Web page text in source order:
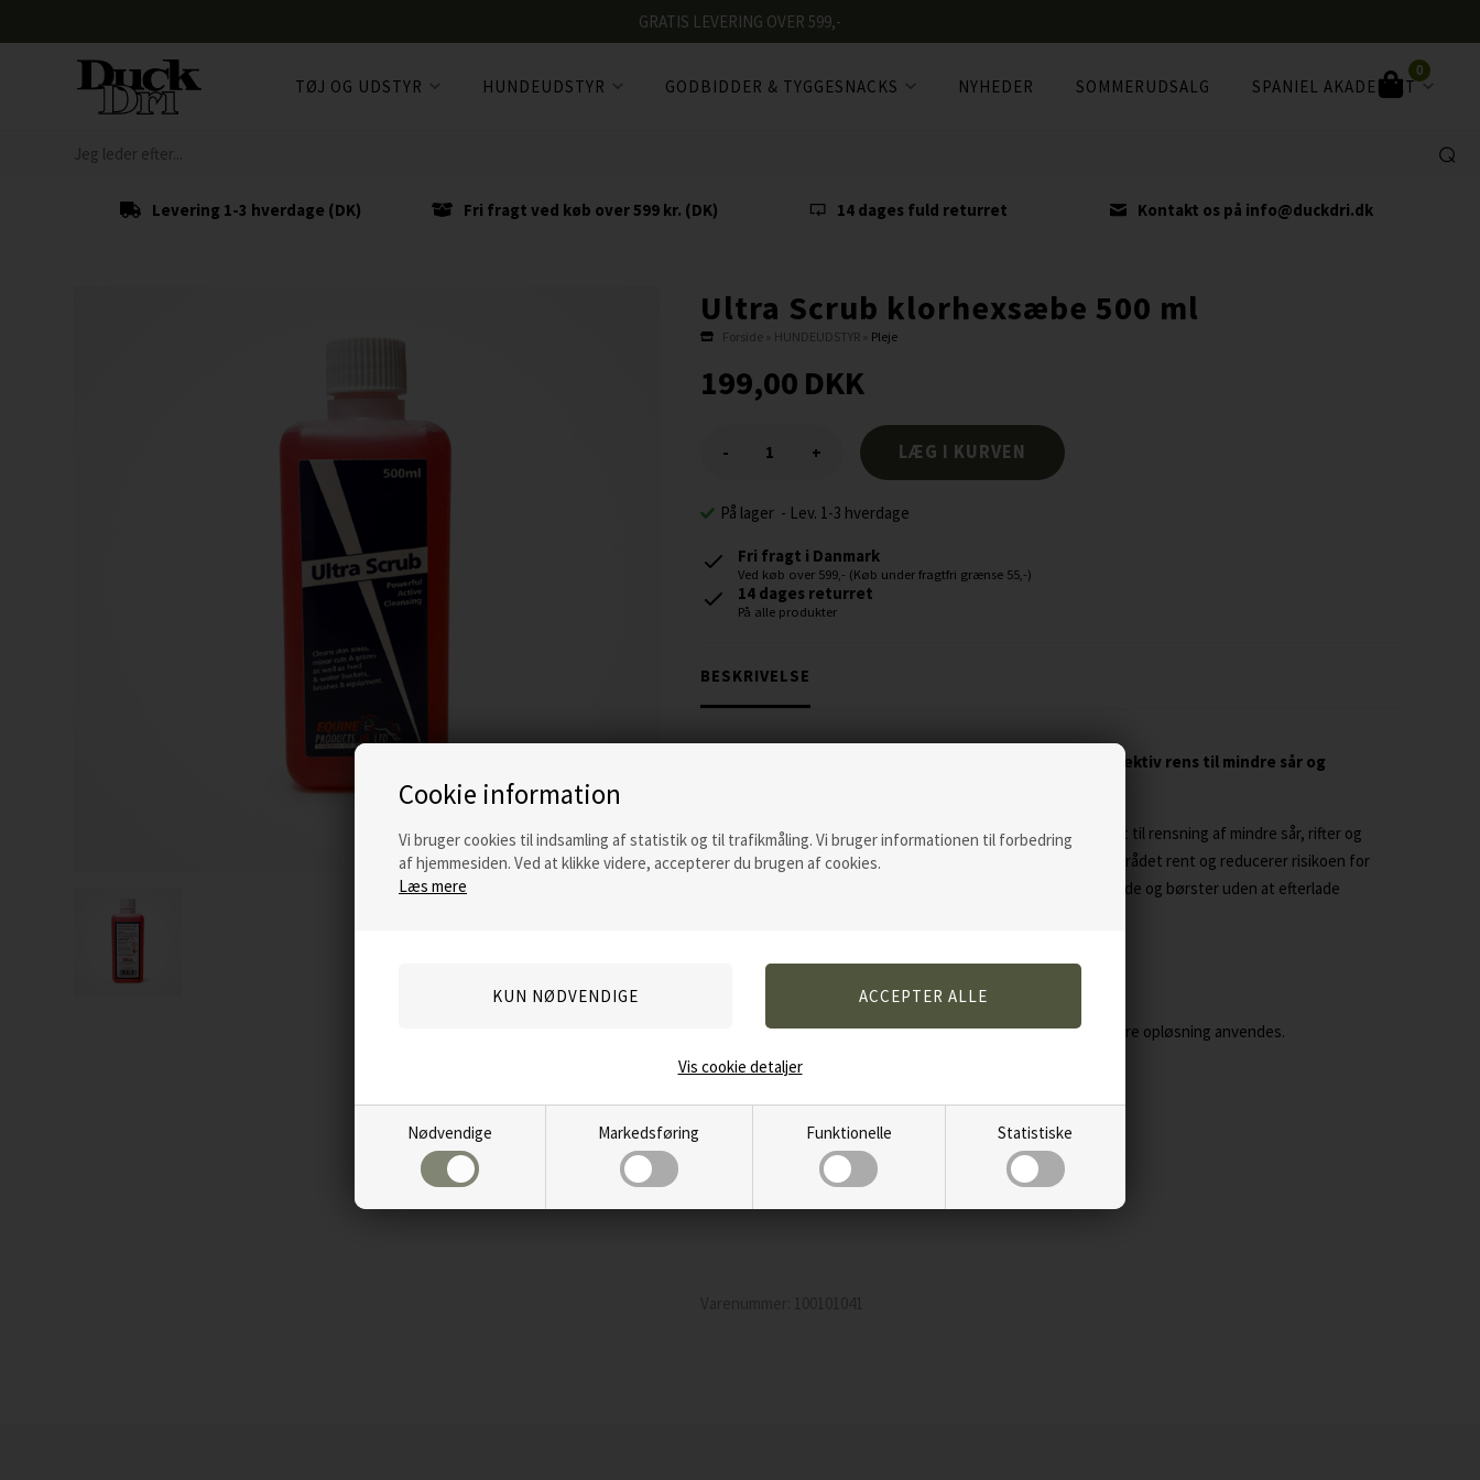
GRATIS LEVERING OVER 599,-
Cookie information
Vi bruger cookies til indsamling af statistik og til trafikmåling. Vi bruger informationen til forbedring
af hjemmesiden. Ved at klikke videre, accepterer du brugen af cookies.
Læs mere
Nødvendige Markedsføring Funktionelle Statistiske
Vis cookie detaljer
TØJ OG UDSTYR HUNDEUDSTYR GODBIDDER & TYGGESNACKS NYHEDER SOMMERUDSALG SPANIEL AKADEMIET
0
Levering 1-3 hverdage (DK) Fri fragt ved køb over 599 kr. (DK) 14 dages fuld returret Kontakt os på info@duckdri.dk
Ultra Scrub klorhexsæbe 500 ml
Forside HUNDEUDSTYR» Pleje
199,00 DKK
- +
På lager - Lev. 1-3 hverdage
Fri fragt i Danmark
Ved køb over 599,- (Køb under fragtfri grænse 55,-)
14 dages returret
På alle produkter
BESKRIVELSE
Effektiv rens til mindre sår og
Ultra Scrub er en hurtigtvirkende rensevæske, der er velegnet til rensning af mindre sår, rifter og
hudafskrabninger hos dyr. Produktet hjælper med at holde området rent og reducerer risikoen for
bakterier. Kan også anvendes til rengøring af udstyr som spande og børster uden at efterlade
Anvendelse:
Fortynd 1 del Ultra Scrub med 40 dele vand.
Ved kraftigere snavs eller behov for ekstra rens kan en stærkere opløsning anvendes.
Indhold:
Vand, denatureret alkohol, alkyl dimethyl betain,
cetrimoniumbromid, klorhexidin diglukonat, tea tree olie,
hydroxymethyl cellulose, farvestof.